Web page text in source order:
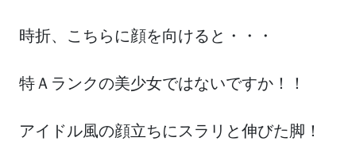
時折、こちらに顔を向けると・・・
特Ａランクの美少女ではないですか！！
アイドル風の顔立ちにスラリと伸びた脚！